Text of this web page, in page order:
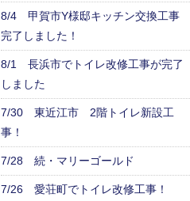
8/4 甲賀市Y様邸キッチン交換工事
完了しました！
8/1 長浜市でトイレ改修工事が完了
しました
7/30 東近江市 2階トイレ新設工
事！
7/28 続・マリーゴールド
7/26 愛荘町でトイレ改修工事！